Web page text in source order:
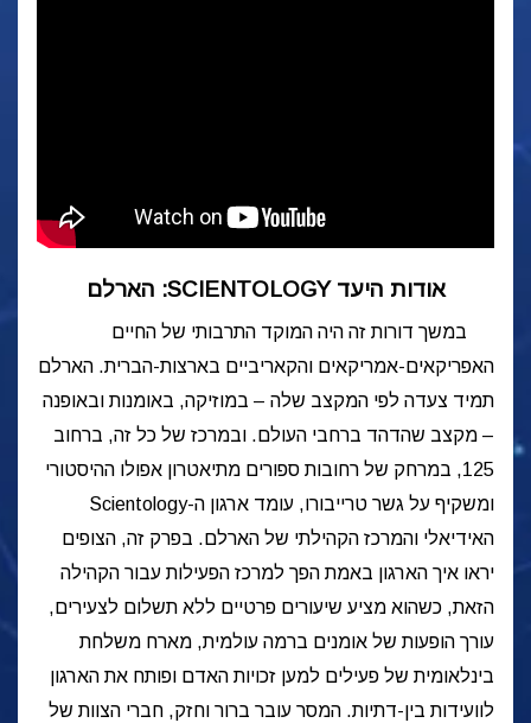
אודות היעד SCIENTOLOGY: הארלם
במשך דורות זה היה המוקד התרבותי של החיים
האפריקאים-אמריקאים והקאריביים בארצות-הברית. הארלם
תמיד צעדה לפי המקצב שלה – במוזיקה, באומנות ובאופנה
– מקצב שהדהד ברחבי העולם. ובמרכז של כל זה, ברחוב
125, במרחק של רחובות ספורים מתיאטרון אפולו ההיסטורי
ומשקיף על גשר טרייבורו, עומד ארגון ה-Scientology
האידיאלי והמרכז הקהילתי של הארלם. בפרק זה, הצופים
יראו איך הארגון באמת הפך למרכז הפעילות עבור הקהילה
הזאת, כשהוא מציע שיעורים פרטיים ללא תשלום לצעירים,
עורך הופעות של אומנים ברמה עולמית, מארח משלחת
בינלאומית של פעילים למען זכויות האדם ופותח את הארגון
לוועידות בין-דתיות. המסר עובר ברור וחזק, חברי הצוות של